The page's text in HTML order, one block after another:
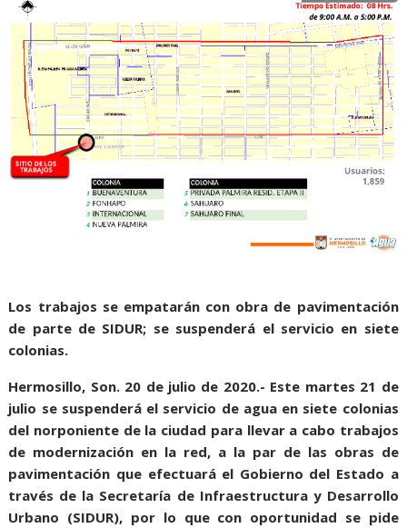
Los trabajos se empatarán con obra de pavimentación
de parte de SIDUR; se suspenderá el servicio en siete
colonias.
Hermosillo, Son. 20 de julio de 2020.- Este martes 21 de
julio se suspenderá el servicio de agua en siete colonias
del norponiente de la ciudad para llevar a cabo trabajos
de modernización en la red, a la par de las obras de
pavimentación que efectuará el Gobierno del Estado a
través de la Secretaría de Infraestructura y Desarrollo
Urbano (SIDUR), por lo que con oportunidad se pide